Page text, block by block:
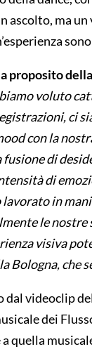
ascolto, ma
proposito della
voluto
ci
con la
di
di
in
le nostre
visiva
Bologna, che
dal videoclip
dei
quella